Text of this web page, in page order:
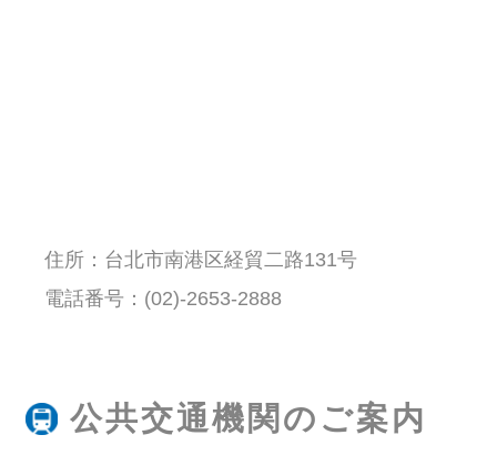
住所：台北市南港区経貿二路131号
電話番号：(02)-2653-2888
公共交通機関のご案内